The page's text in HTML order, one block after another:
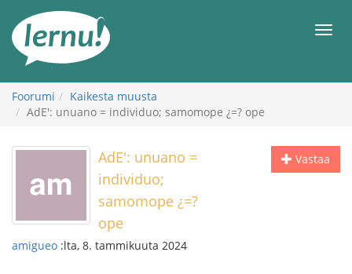
sisältöön
Foorumi
Kaikesta muusta
AdE': unuano = individuo; samomope ¿=? ope
Vastaa
AdE': unuano =
individuo;
samomope ¿=?
ope
amigueo :lta, 8. tammikuuta 2024